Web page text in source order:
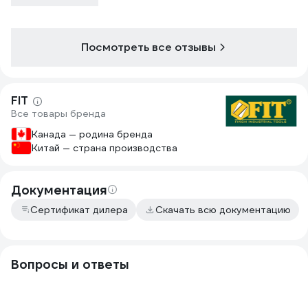
Посмотреть все отзывы
FIT
Все товары бренда
Канада — родина бренда
Китай — страна производства
Документация
Сертификат дилера Скачать всю документацию
Вопросы и ответы